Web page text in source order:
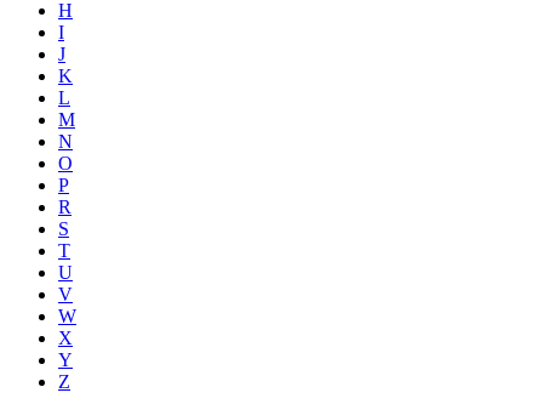
H
I
J
K
L
M
N
O
P
R
S
T
U
V
W
X
Y
Z